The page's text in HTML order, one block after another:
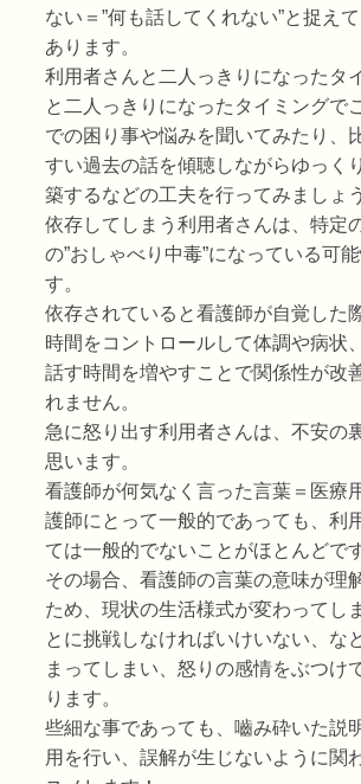
ない＝”何も話してくれない”と捉え
あります。
利用者さんと二人っきりになったタ
と二人っきりになったタイミングで
での困り事や悩みを聞いてみたり、
すい過去の話を傾聴しながらゆっく
築するなどの工夫を行ってみましょ
依存してしまう利用者さんは、特定
の”おしゃべり中毒”になっている可
す。
依存されていると看護師が自覚した
時間をコントロールして体調や病状
話す時間を増やすことで関係性が改
れません。
急に怒り出す利用者さんは、不安の
思います。
看護師が何気なく言った言葉＝医療
護師にとって一般的であっても、利
ては一般的でないことがほとんどで
その場合、看護師の言葉の意味が理
ため、現状の生活様式が変わってし
とに挑戦しなければいけいない、な
まってしまい、怒りの感情をぶつけ
ります。
些細な事であっても、嚙み砕いた説
用を行い、誤解が生じないように関